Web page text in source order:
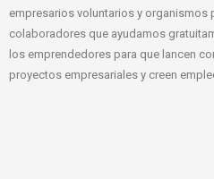
empresarios voluntarios y organismos
colaboradores que ayudamos
los emprendedores para que lancen
proyectos empresariales y creen